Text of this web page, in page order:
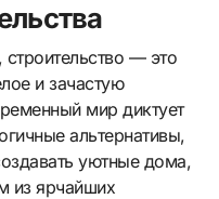
— это
и зачастую
мир диктует
альтернативы,
уютные дома,
из ярчайших